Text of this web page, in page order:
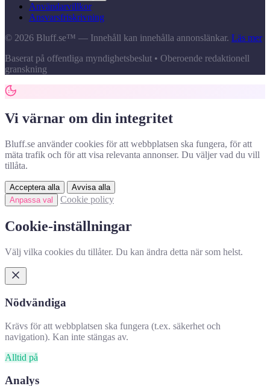
Användarvillkor
Ansvarsfriskrivning
© 2026 Bluff.se™ — Innehåll kan innehålla annonslänkar. Läs mer
Baserat på offentliga myndighetsbeslut • Oberoende redaktionell
granskning
Vi värnar om din integritet
Bluff.se använder cookies för att webbplatsen ska fungera, för att
mäta trafik och för att visa relevanta annonser. Du väljer vad du vill
tillåta.
Acceptera alla
Avvisa alla
Anpassa val
Cookie policy
Cookie-inställningar
Välj vilka cookies du tillåter. Du kan ändra detta när som helst.
Nödvändiga
Krävs för att webbplatsen ska fungera (t.ex. säkerhet och
navigation). Kan inte stängas av.
Alltid på
Analys